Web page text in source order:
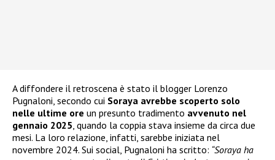
A diffondere il retroscena è stato il blogger Lorenzo
Pugnaloni, secondo cui Soraya avrebbe scoperto solo
nelle ultime ore un presunto tradimento avvenuto nel
gennaio 2025 , quando la coppia stava insieme da circa due
mesi. La loro relazione, infatti, sarebbe iniziata nel
novembre 2024. Sui social, Pugnaloni ha scritto: “Soraya ha